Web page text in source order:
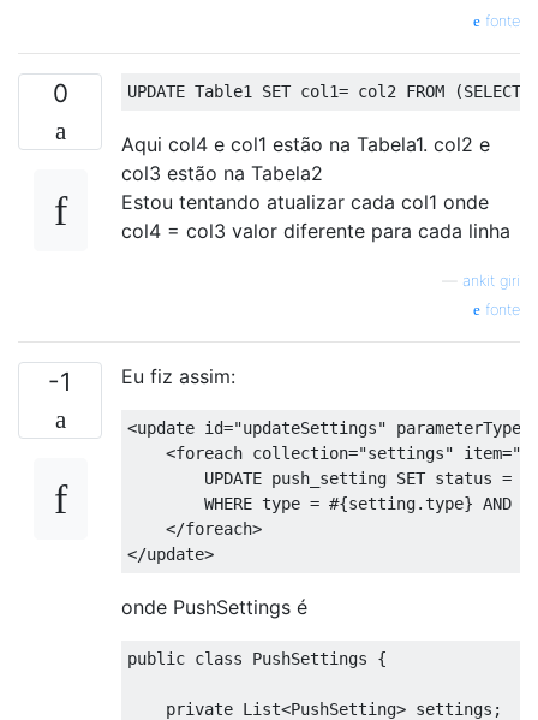
fonte
0 UPDATE Table1 SET col1= col2 FROM (SELECT
Aqui col4 e col1 estão na Tabela1. col2 e
col3 estão na Tabela2
Estou tentando atualizar cada col1 onde
col4 = col3 valor diferente para cada linha
ankit giri
fonte
-1 Eu fiz assim:
<update id="updateSettings" parameterType
<foreach collection="settings" item=
UPDATE push_setting SET status =
WHERE type = #{setting.type} AND
</foreach>
</update>
onde PushSettings é
public class PushSettings {
    private List
<PushSetting> settings ;